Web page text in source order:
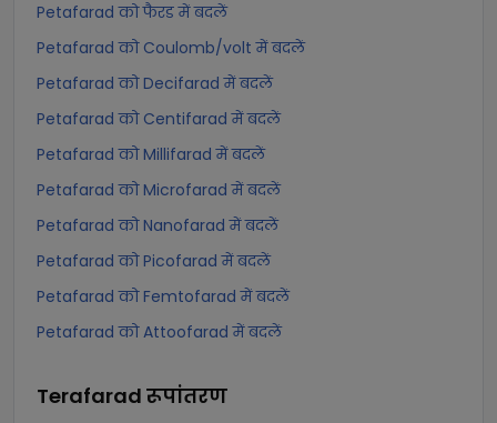
Petafarad को फैरड में बदलें
Petafarad को Coulomb/volt में बदलें
Petafarad को Decifarad में बदलें
Petafarad को Centifarad में बदलें
Petafarad को Millifarad में बदलें
Petafarad को Microfarad में बदलें
Petafarad को Nanofarad में बदलें
Petafarad को Picofarad में बदलें
Petafarad को Femtofarad में बदलें
Petafarad को Attoofarad में बदलें
Terafarad रूपांतरण